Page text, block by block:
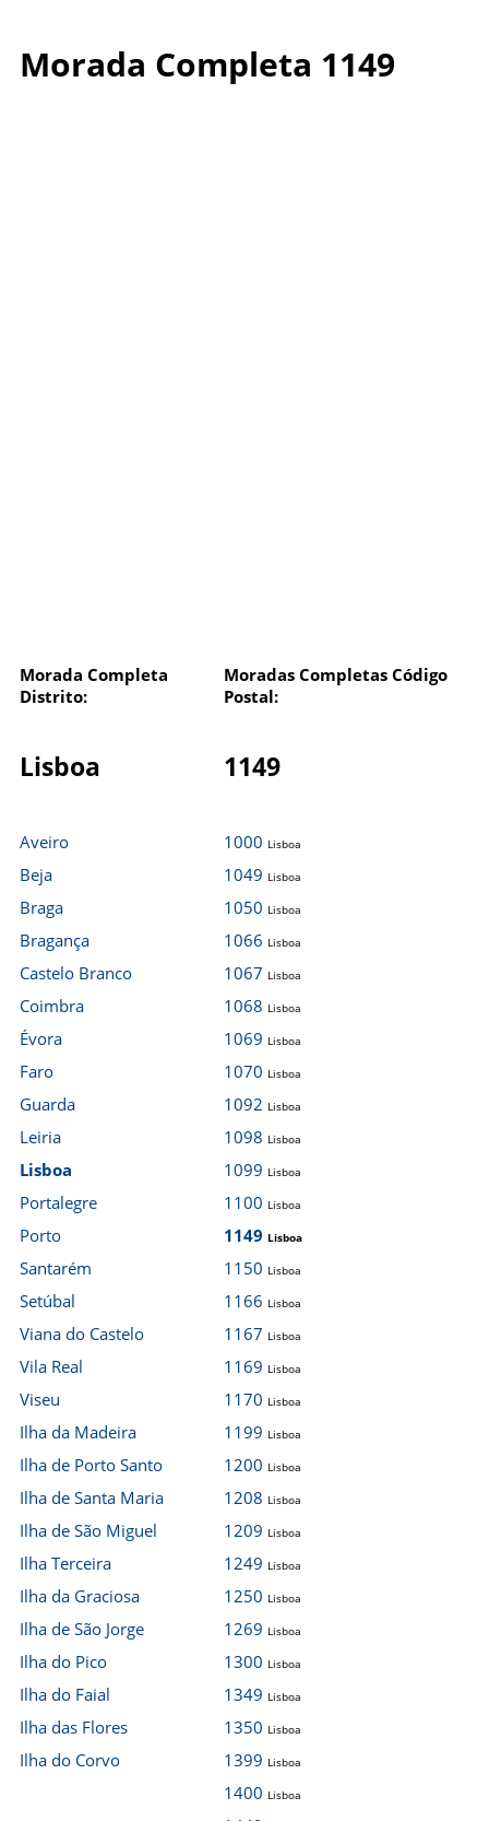
Morada Completa 1149
Morada Completa
Distrito:
Moradas Completas Código
Postal:
Lisboa 1149
Aveiro
Beja
Braga
Bragança
Castelo Branco
Coimbra
Évora
Faro
Guarda
Leiria
Lisboa
Portalegre
Porto
Santarém
Setúbal
Viana do Castelo
Vila Real
Viseu
Ilha da Madeira
Ilha de Porto Santo
Ilha de Santa Maria
Ilha de São Miguel
Ilha Terceira
Ilha da Graciosa
Ilha de São Jorge
Ilha do Pico
Ilha do Faial
Ilha das Flores
Ilha do Corvo
1000 Lisboa
1049 Lisboa
1050 Lisboa
1066 Lisboa
1067 Lisboa
1068 Lisboa
1069 Lisboa
1070 Lisboa
1092 Lisboa
1098 Lisboa
1099 Lisboa
1100 Lisboa
1149 Lisboa
1150 Lisboa
1166 Lisboa
1167 Lisboa
1169 Lisboa
1170 Lisboa
1199 Lisboa
1200 Lisboa
1208 Lisboa
1209 Lisboa
1249 Lisboa
1250 Lisboa
1269 Lisboa
1300 Lisboa
1349 Lisboa
1350 Lisboa
1399 Lisboa
1400 Lisboa